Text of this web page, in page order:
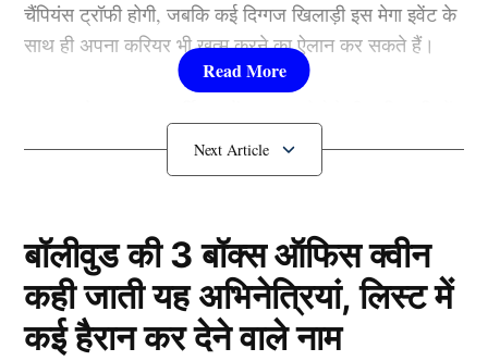
चैंपियंस ट्रॉफी होगी, जबकि कई दिग्गज खिलाड़ी इस मेगा इवेंट के
साथ ही अपना करियर भी खत्म करने का ऐलान कर सकते हैं।
के नाम बताने जा रहे हैं, जिनके यह आखिरी आईसीसी टूर्नामेंट
इन 5 दिग्गजों का होगा अंतिम ICC टूर्नामेंट
रोहित शर्मा:
बॉलीवुड की 3 बॉक्स ऑफिस क्वीन
कही जाती यह अभिनेत्रियां, लिस्ट में
कई हैरान कर देने वाले नाम